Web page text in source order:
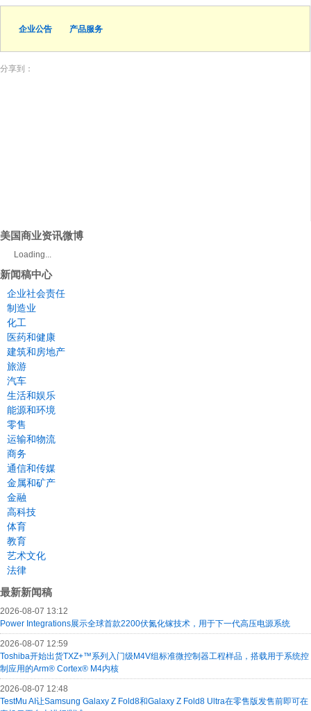
企业公告 产品服务
分享到：
美国商业资讯微博
Loading...
新闻稿中心
企业社会责任
制造业
化工
医药和健康
建筑和房地产
旅游
汽车
生活和娱乐
能源和环境
零售
运输和物流
商务
通信和传媒
金属和矿产
金融
高科技
体育
教育
艺术文化
法律
最新新闻稿
2026-08-07 13:12
Power Integrations展示全球首款2200伏氮化镓技术，用于下一代高压电源系统
2026-08-07 12:59
Toshiba开始出货TXZ+™系列入门级M4V组标准微控制器工程样品，搭载用于系统控
制应用的Arm® Cortex® M4内核
2026-08-07 12:48
TestMu AI让Samsung Galaxy Z Fold8和Galaxy Z Fold8 Ultra在零售版发售前即可在